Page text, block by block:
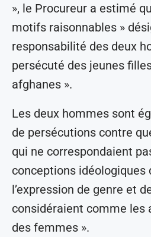
», le Procureur a estimé
motifs raisonnables »
responsabilité des deux
persécuté des jeunes
afghanes ».
Les deux hommes sont
de persécutions contre
qui ne correspondaient
conceptions idéologiques
l’expression de genre et
considéraient comme les
des femmes ».